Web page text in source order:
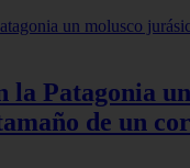
la Patagonia
de un